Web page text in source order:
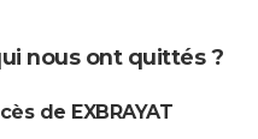
nous ont quittés ?
de EXBRAYAT